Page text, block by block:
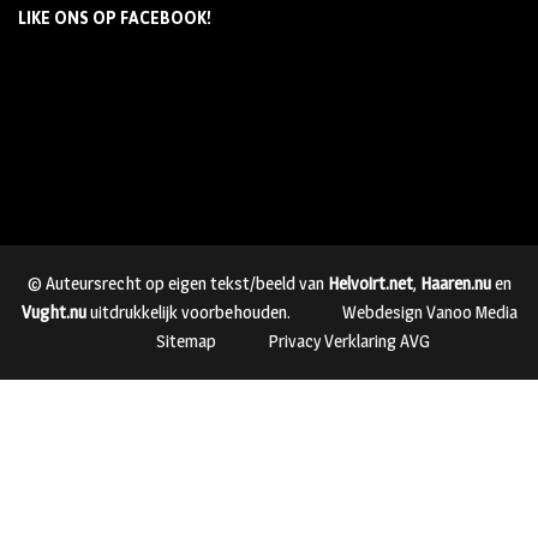
LIKE ONS OP FACEBOOK!
© Auteursrecht op eigen tekst/beeld van Helvoirt.net, Haaren.nuen
Vught.nuuitdrukkelijk voorbehouden.
Webdesign Vanoo Media
Sitemap
Privacy Verklaring AVG